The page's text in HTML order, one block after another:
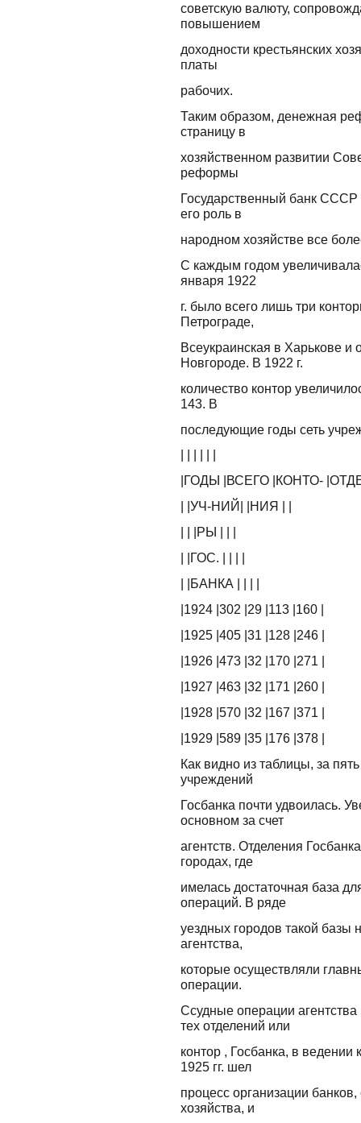
советскую валюту,
повышением
доходности крестьянских
платы
рабочих.
Таким образом, денежная
страницу в
хозяйственном развитии
реформы
Государственный банк
его роль в
народном хозяйстве все
С каждым годом
января 1922
г. было всего лишь три
Петрограде,
Всеукраинская в Харькове
Новгороде. В 1922 г.
количество контор
143. В
последующие годы сеть
|ГОДЫ |ВСЕГО |КОНТО-
| |УЧ-НИЙ| |НИЯ | |
| | |РЫ | | |
| |ГОС. | | | |
| |БАНКА | | | |
|1924 |302 |29 |113 |160 |
|1925 |405 |31 |128 |246 |
|1926 |473 |32 |170 |271 |
|1927 |463 |32 |171 |260 |
|1928 |570 |32 |167 |371 |
|1929 |589 |35 |176 |378 |
Как видно из таблицы, за
учреждений
Госбанка почти удвоилась.
основном за счет
агентств. Отделения
городах, где
имелась достаточная база
операций. В ряде
уездных городов такой базы
агентства,
которые осуществляли
операции.
Ссудные операции
тех отделений или
контор , Госбанка, в
1925 гг. шел
процесс организации
хозяйства, и